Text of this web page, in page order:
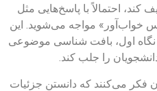
احتمالاً با پاسخ‌هایی مثل
خواب‌آور» مواجه می‌شوید. این
اول، بافت‌ شناسی موضوعی
را جلب کند.
فکر می‌کنند که دانستن جزئیات